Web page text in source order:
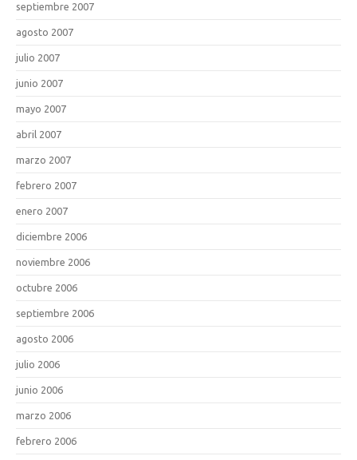
septiembre 2007
agosto 2007
julio 2007
junio 2007
mayo 2007
abril 2007
marzo 2007
febrero 2007
enero 2007
diciembre 2006
noviembre 2006
octubre 2006
septiembre 2006
agosto 2006
julio 2006
junio 2006
marzo 2006
febrero 2006